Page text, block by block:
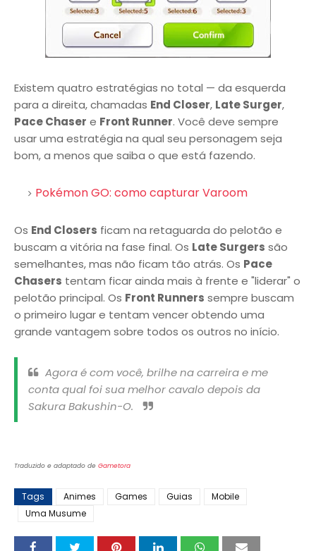
Existem quatro estratégias no total — da esquerda
para a direita, chamadas End Closer, Late Surger,
Pace Chaser e Front Runner. Você deve sempre
usar uma estratégia na qual seu personagem seja
bom, a menos que saiba o que está fazendo.
Pokémon GO: como capturar Varoom
Os End Closers ficam na retaguarda do pelotão e
buscam a vitória na fase final. Os Late Surgers são
semelhantes, mas não ficam tão atrás. Os Pace
Chasers tentam ficar ainda mais à frente e "liderar" o
pelotão principal. Os Front Runners sempre buscam
o primeiro lugar e tentam vencer obtendo uma
grande vantagem sobre todos os outros no início.
Agora é com você, brilhe na carreira e me
conta qual foi sua melhor cavalo depois da
Sakura Bakushin-O.
Traduzido e adaptado de Gametora
Tags Animes Games Guias
Mobile
Uma Musume